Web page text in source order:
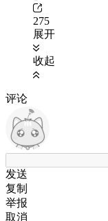
275
展开
收起
评论
发送
复制
举报
取消